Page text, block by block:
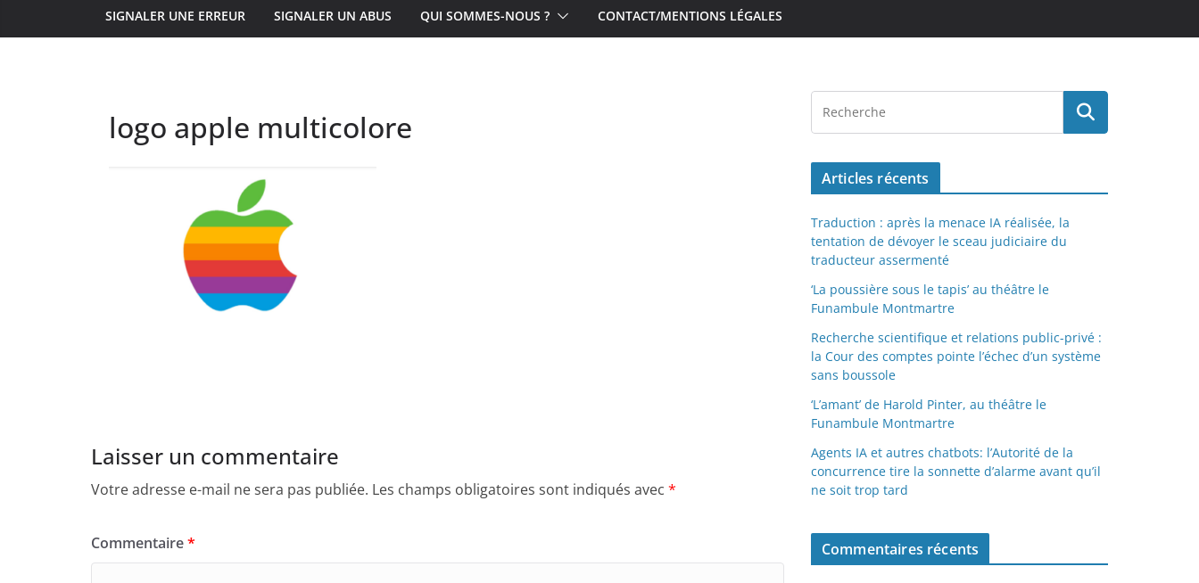
SIGNALER UNE ERREUR SIGNALER UN ABUS QUI SOMMES-NOUS ? CONTACT/MENTIONS LÉGALES
logo apple multicolore
Laisser un commentaire
Votre adresse e-mail ne sera pas publiée. Les champs obligatoires sont indiqués avec *
Commentaire*
Articles récents
Traduction : après la menace IA réalisée, la
tentation de dévoyer le sceau judiciaire du
traducteur assermenté
‘La poussière sous le tapis’ au théâtre le
Funambule Montmartre
Recherche scientifique et relations public-privé :
la Cour des comptes pointe l’échec d’un système
sans boussole
‘L’amant’ de Harold Pinter, au théâtre le
Funambule Montmartre
Agents IA et autres chatbots: l’Autorité de la
concurrence tire la sonnette d’alarme avant qu’il
ne soit trop tard
Commentaires récents